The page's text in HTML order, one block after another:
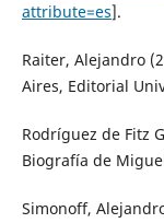
attribute=es].
Raiter, Alejandro
Aires, Editorial
Rodríguez de Fitz
Biografía de
Simonoff,